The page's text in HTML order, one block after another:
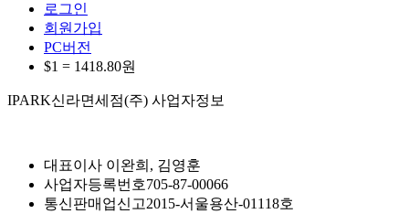
로그인
회원가입
PC버전
$1 = 1418.80원
IPARK신라면세점(주) 사업자정보
대표이사 이완희, 김영훈
사업자등록번호705-87-00066
통신판매업신고2015-서울용산-01118호